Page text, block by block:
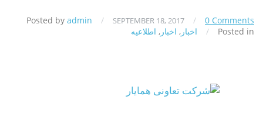
Posted by admin / SEPTEMBER 18, 2017 /
0 Comments
/
Posted in اخبار , اخبار , اطلاعیه